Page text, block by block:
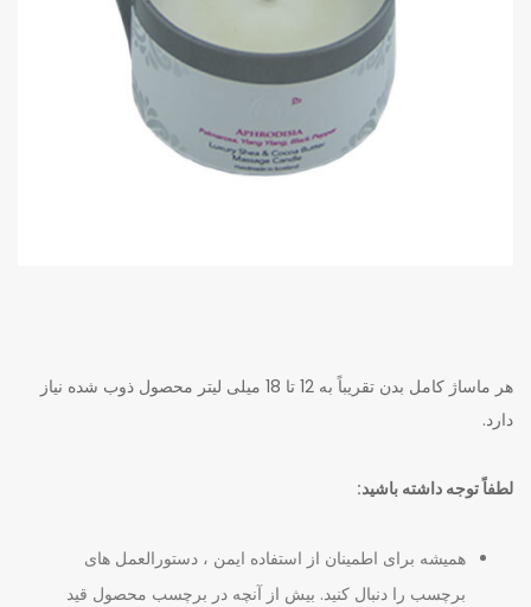
هر ماساژ کامل بدن تقریباً به 12 تا 18 میلی لیتر محصول ذوب شده نیاز
دارد.
لطفاً توجه داشته باشید:
همیشه برای اطمینان از استفاده ایمن ، دستورالعمل های
برچسب را دنبال کنید. بیش از آنچه در برچسب محصول قید